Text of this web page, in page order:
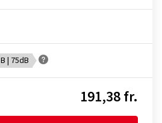
B | 75dB
191,38 fr.